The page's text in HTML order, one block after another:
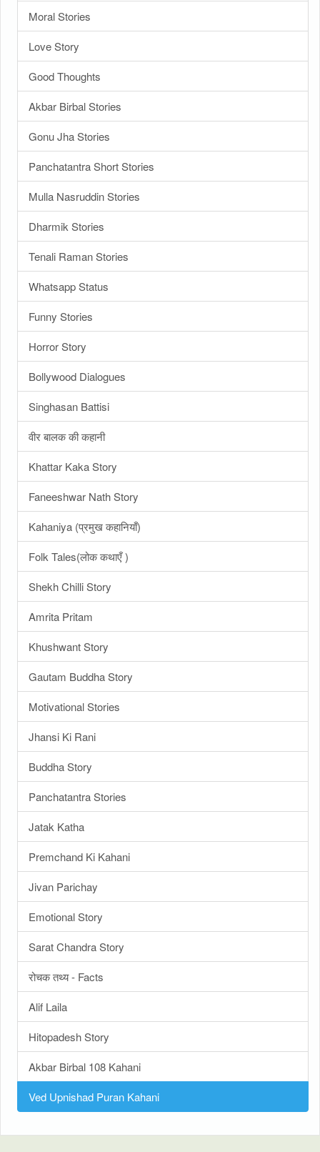
Moral Stories
Love Story
Good Thoughts
Akbar Birbal Stories
Gonu Jha Stories
Panchatantra Short Stories
Mulla Nasruddin Stories
Dharmik Stories
Tenali Raman Stories
Whatsapp Status
Funny Stories
Horror Story
Bollywood Dialogues
Singhasan Battisi
वीर बालक की कहानी
Khattar Kaka Story
Faneeshwar Nath Story
Kahaniya (प्रमुख कहानियाँ)
Folk Tales(लोक कथाएँ )
Shekh Chilli Story
Amrita Pritam
Khushwant Story
Gautam Buddha Story
Motivational Stories
Jhansi Ki Rani
Buddha Story
Panchatantra Stories
Jatak Katha
Premchand Ki Kahani
Jivan Parichay
Emotional Story
Sarat Chandra Story
रोचक तथ्य - Facts
Alif Laila
Hitopadesh Story
Akbar Birbal 108 Kahani
Ved Upnishad Puran Kahani